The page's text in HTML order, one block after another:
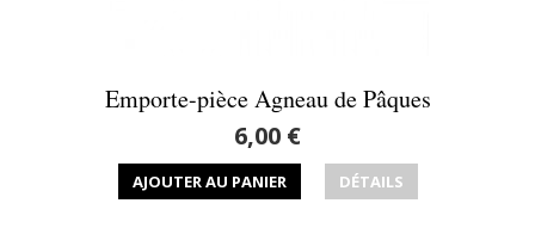
Emporte-pièce Agneau de Pâques
6,00 €
AJOUTER AU PANIER DÉTAILS